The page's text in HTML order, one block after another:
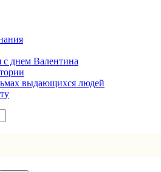
с днем Валентина
выдающихся людей